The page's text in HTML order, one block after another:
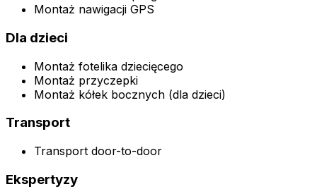
Montaż nawigacji GPS
Dla dzieci
Montaż fotelika dziecięcego
Montaż przyczepki
Montaż kółek bocznych (dla dzieci)
Transport
Transport door-to-door
Ekspertyzy